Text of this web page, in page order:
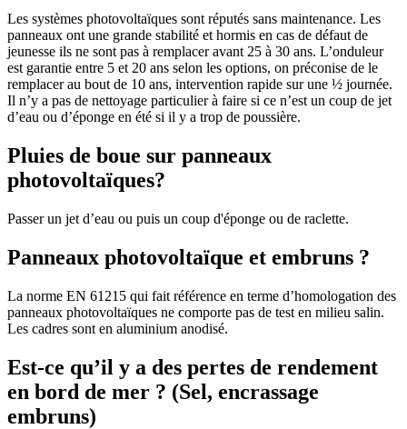
Les systèmes photovoltaïques sont réputés sans maintenance. Les
panneaux ont une grande stabilité et hormis en cas de défaut de
jeunesse ils ne sont pas à remplacer avant 25 à 30 ans. L’onduleur
est garantie entre 5 et 20 ans selon les options, on préconise de le
remplacer au bout de 10 ans, intervention rapide sur une ½ journée.
Il n’y a pas de nettoyage particulier à faire si ce n’est un coup de jet
d’eau ou d’éponge en été si il y a trop de poussière.
Pluies de boue sur panneaux
photovoltaïques?
Passer un jet d’eau ou puis un coup d'éponge ou de raclette.
Panneaux photovoltaïque et embruns ?
La norme EN 61215 qui fait référence en terme d’homologation des
panneaux photovoltaïques ne comporte pas de test en milieu salin.
Les cadres sont en aluminium anodisé.
Est-ce qu’il y a des pertes de rendement
en bord de mer ? (Sel, encrassage
embruns)